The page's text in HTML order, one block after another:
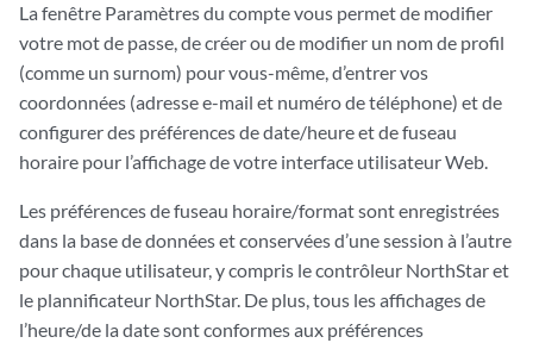
La fenêtre Paramètres du compte vous permet de modifier
votre mot de passe, de créer ou de modifier un nom de profil
(comme un surnom) pour vous-même, d’entrer vos
coordonnées (adresse e-mail et numéro de téléphone) et de
configurer des préférences de date/heure et de fuseau
horaire pour l’affichage de votre interface utilisateur Web.
Les préférences de fuseau horaire/format sont enregistrées
dans la base de données et conservées d’une session à l’autre
pour chaque utilisateur, y compris le contrôleur NorthStar et
le plannificateur NorthStar. De plus, tous les affichages de
l’heure/de la date sont conformes aux préférences